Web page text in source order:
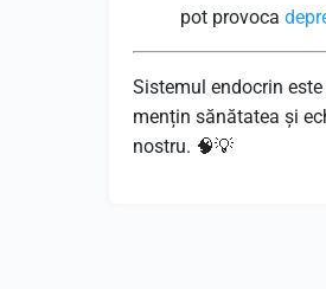
pot provoca
Sistemul endocrin
mențin sănătatea și
nostru. 🧠💡